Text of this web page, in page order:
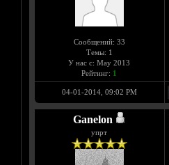
Сообщений: 33
Темы: 1
У нас с: May 2013
Рейтинг: 1
04-01-2014, 09:02 PM
Ganelon
упрт